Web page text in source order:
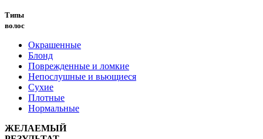
Типы
волос
Окрашенные
Блонд
Поврежденные и ломкие
Непослушные и вьющиеся
Сухие
Плотные
Нормальные
ЖЕЛАЕМЫЙ